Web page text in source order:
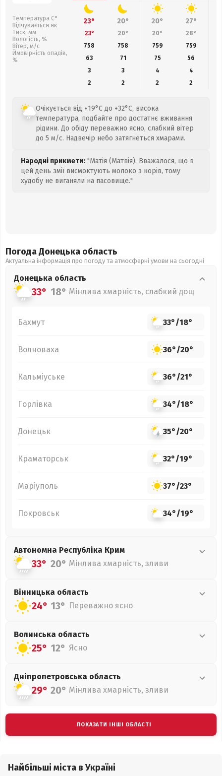
Температура С°
Відчувається як
Тиск, мм
Вологість, %
Вітер, м/с
Ймовірність опадів,
%
23° 20° 20° 27°
23° 20° 20° 28°
758
758 759 759
63
71 75 56
3
3 4
4
2
2 2 2
Очікується від +19°C до +32°C, висока
температура, подбайте про достатнє вживання
рідини. До обіду переважно ясно, слабкий вітер
до 5 м/с. Надвечір небо затягнеться хмарами.
Народні прикмети: "Матія (Матвія). Вважалося, що в
цей день змії висмоктують молоко з корів, тому
худобу не виганяли на пасовище."
Погода Донецька область
Актуальна інформація про погоду та атмосферні умови на сьогодні
Донецька область
33° 18° Мінлива хмарність, слабкий дощ
Бахмут 33°/18°
Волноваха 36°/20°
Кальміуське 36°/21°
Горлівка 34°/18°
Донецьк 35°/20°
Краматорськ 32°/19°
Маріуполь 37°/23°
Покровськ 34°/19°
Автономна Республіка Крим
33° 20° Мінлива хмарність, зливи
Вінницька область
24° 13° Переважно ясно
Волинська область
25° 12° Ясно
Дніпропетровська область
29° 20° Мінлива хмарність, зливи
ПОКАЗАТИ ІНШІ ОБЛАСТІ
Найбільші міста в Україні